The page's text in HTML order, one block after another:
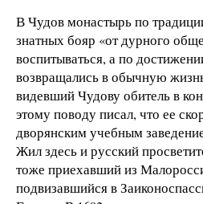
В Чудов монастырь по
знатных бояр «от дурного
воспитываться, а по
возвращались в обычную
видевший Чудову обитель в
этому поводу писал, что ее
дворянским учебным
Жил здесь и русский
тоже приехавший из
подвизавшийся в